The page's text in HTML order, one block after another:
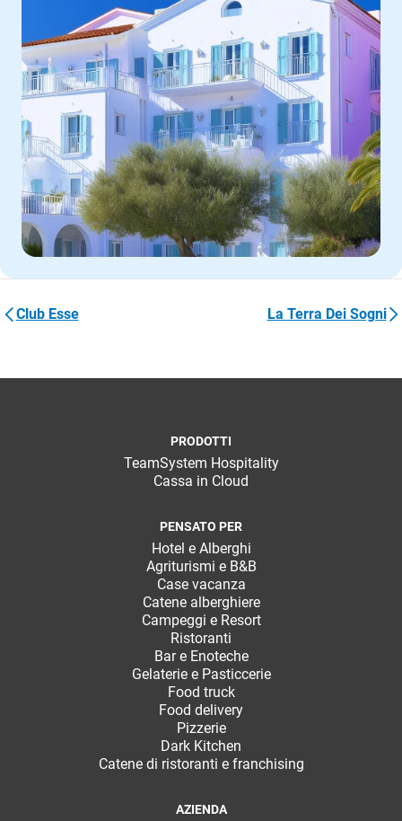
Club Esse La Terra Dei Sogni
PRODOTTI
TeamSystem Hospitality
Cassa in Cloud
PENSATO PER
Hotel e Alberghi
Agriturismi e B&B
Case vacanza
Catene alberghiere
Campeggi e Resort
Ristoranti
Bar e Enoteche
Gelaterie e Pasticcerie
Food truck
Food delivery
Pizzerie
Dark Kitchen
Catene di ristoranti e franchising
AZIENDA